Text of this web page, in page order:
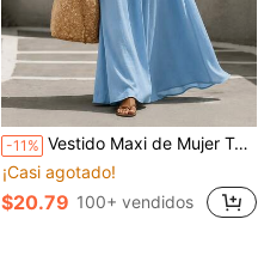
-11% Vestido Maxi de Mujer Talla Grande Primavera/Verano Azul Claro Liso, Cuello con Muesca, Detalle de Botones, Manga 3/4 con Volantes, Silueta Suelta y Fluida en Línea A, Estilo Elegante Casual para Vacaciones
¡Casi agotado!
$20.79 100+ vendidos